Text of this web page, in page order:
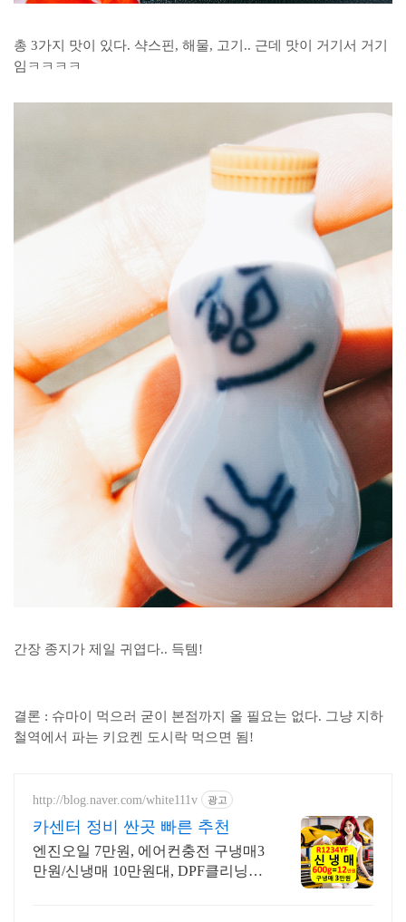
총 3가지 맛이 있다. 샥스핀, 해물, 고기.. 근데 맛이 거기서 거기
임ㅋㅋㅋㅋ
간장 종지가 제일 귀엽다.. 득템!
결론 : 슈마이 먹으러 굳이 본점까지 올 필요는 없다. 그냥 지하
철역에서 파는 키요켄 도시락 먹으면 됨!
http://blog.naver.com/white111v 광고
카센터 정비 싼곳 빠른 추천
엔진오일 7만원, 에어컨충전 구냉매3
만원/신냉매 10만원대, DPF클리닝